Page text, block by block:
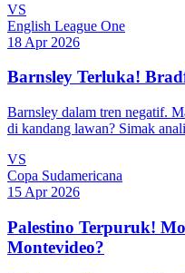
VS
English League One
18 Apr 2026
Barnsley Terluka!
Barnsley dalam tren negatif.
di kandang lawan? Simak
VS
Copa Sudamericana
15 Apr 2026
Palestino Terpuruk!
Montevideo?